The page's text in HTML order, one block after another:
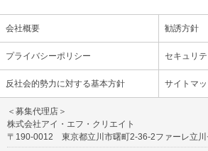
会社概要 勧誘方針
プライバシーポリシー セキュリ
反社会的勢力に対する基本方針 サイトマ
＜募集代理店＞
株式会社アイ・エフ・クリエイト
〒190-0012 東京都立川市曙町2-36-2ファーレ立川